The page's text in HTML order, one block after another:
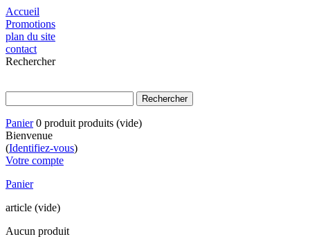
Accueil
Promotions
plan du site
contact
Rechercher
Panier 0 produit produits (vide)
Bienvenue
(Identifiez-vous)
Votre compte
Panier
article (vide)
Aucun produit